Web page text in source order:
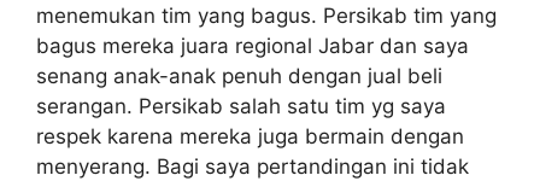
menemukan tim yang bagus. Persikab tim yang
bagus mereka juara regional Jabar dan saya
senang anak-anak penuh dengan jual beli
serangan. Persikab salah satu tim yg saya
respek karena mereka juga bermain dengan
menyerang. Bagi saya pertandingan ini tidak